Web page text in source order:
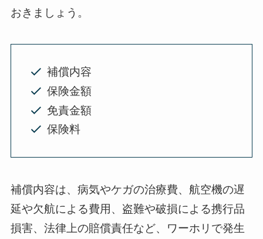
おきましょう。
補償内容
保険金額
免責金額
保険料
補償内容は、病気やケガの治療費、航空機の遅
延や欠航による費用、盗難や破損による携行品
損害、法律上の賠償責任など、ワーホリで発生